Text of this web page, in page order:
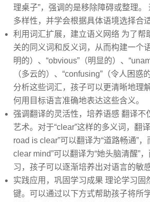
理桌子”，强调的是移除障碍或整理
多样性，并学会根据具体语境选择合
利用词汇扩展，建立语义网络 为了帮
关的同义词和反义词，从而构建一个
明的）、“obvious”（明显的）、
（多云的）、“confusing”（令人困惑
分析这些词汇，孩子可以更清晰地理
何用目标语言准确地表达这些含义。
强调翻译的灵活性，培养语感 翻译
艺术。对于“clear”这样的多义词，翻
road is clear”可以翻译为“道路畅通”
clear mind”可以翻译为“她头脑清醒”
习，孩子可以逐渐培养出对语言的敏
实践应用，巩固学习成果 理论学习
键。可以通过以下方式帮助孩子将所